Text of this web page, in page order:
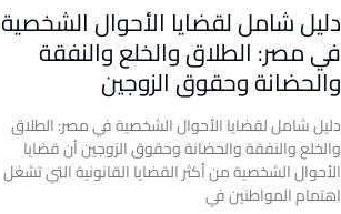
دليل شامل لقضايا الأحوال الشخصية
في مصر: الطلاق والخلع والنفقة
والحضانة وحقوق الزوجين
دليل شامل لقضايا الأحوال الشخصية في مصر: الطلاق
والخلع والنفقة والحضانة وحقوق الزوجين أن قضايا
الأحوال الشخصية من أكثر القضايا القانونية التي تشغل
اهتمام المواطنين في